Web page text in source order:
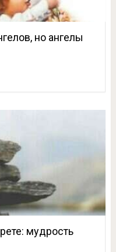
но ангелы
мудрость